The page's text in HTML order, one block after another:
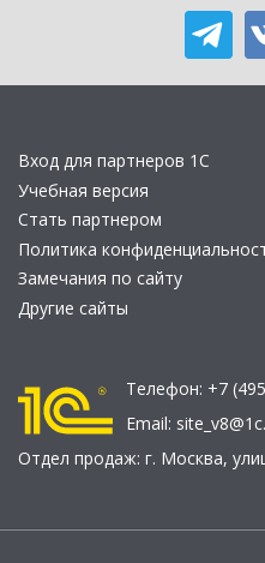
Вход для партнеров 1С
Учебная версия
Стать партнером
Политика
Замечания по сайту
Другие сайты
Телефон: +7
Email:
Отдел продаж: г. Москва,